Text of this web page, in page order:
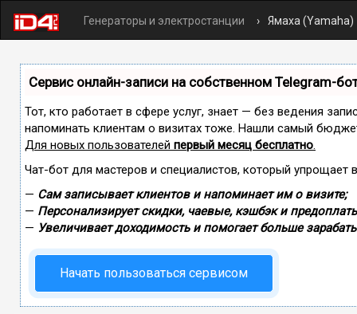
Генераторы и электростанции Ямаха (Yamaha)
Сервис онлайн-записи на собственном Telegram-
Тот, кто работает в сфере услуг, знает — без ведения
напоминать клиентам о визитах тоже. Нашли самый
Для новых пользователей первый месяц бесплатно.
Чат-бот для мастеров и специалистов, который упрощает
— Сам записывает клиентов и напоминает им о визите;
— Персонализирует скидки, чаевые, кэшбэк и
— Увеличивает доходимость и помогает больше
Начать пользоваться сервисом